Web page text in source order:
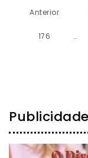
Anterior
176 …
Publicidade